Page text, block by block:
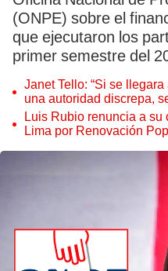
(ONPE) sobre el
que ejecutaron los
primer semestre del
Janet Tello: “Si se
una autoridad discrepa,
judicial”
Luis Rubio renuncia a
Lima por Renovación